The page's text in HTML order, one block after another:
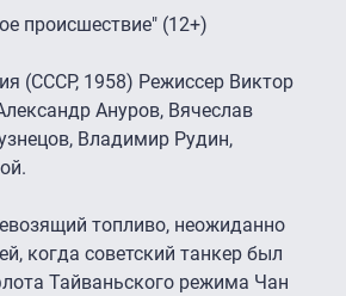
происшествие" (12+)
(СССР, 1958) Режиссер Виктор
Ануров, Вячеслав
Владимир Рудин,
топливо, неожиданно
когда советский танкер был
Тайваньского режима Чан